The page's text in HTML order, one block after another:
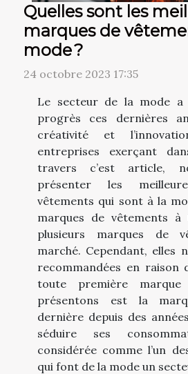
Quelles sont les
marques de
mode ?
24 octobre 2023 17:35
Le secteur de la mode a
progrès ces dernières
créativité et
entreprises exerçant
travers c’est article,
présenter les
vêtements qui sont à la
marques de vêtements
plusieurs marques de
marché. Cependant, elles
recommandées en raison
toute première
présentons est la
dernière depuis des
séduire ses
considérée comme l’un
qui font de la mode un